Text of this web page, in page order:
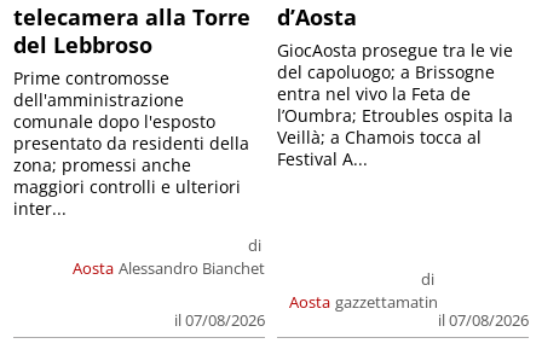
telecamera alla Torre
del Lebbroso
Aosta
di
Alessandro Bianchet
il 07/08/2026
Prime contromosse
dell'amministrazione
comunale dopo l'esposto
presentato da residenti della
zona; promessi anche
maggiori controlli e ulteriori
inter...
d’Aosta
Aosta
di
gazzettamatin
il 07/08/2026
GiocAosta prosegue tra le vie
del capoluogo; a Brissogne
entra nel vivo la Feta de
l’Oumbra; Etroubles ospita la
Veillà; a Chamois tocca al
Festival A...